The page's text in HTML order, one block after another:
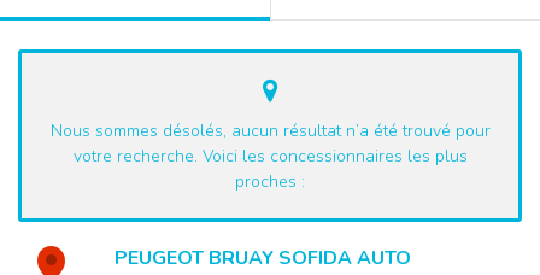
Nous sommes désolés, aucun résultat n’a été trouvé pour
votre recherche. Voici les concessionnaires les plus
proches :
PEUGEOT BRUAY SOFIDA AUTO